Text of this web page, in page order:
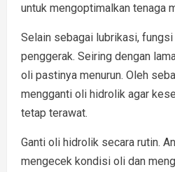
untuk mengoptimalkan tenaga
Selain sebagai lubrikasi,
penggerak. Seiring dengan
oli pastinya menurun. Oleh
mengganti oli hidrolik agar
tetap terawat.
Ganti oli hidrolik secara rutin.
mengecek kondisi oli dan